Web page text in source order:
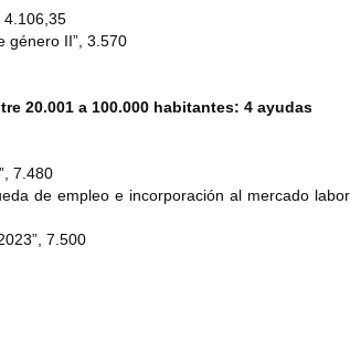
4.106,35
género II”, 3.570
20.001 a 100.000 habitantes: 4 ayudas
7.480
de empleo e incorporación al mercado
7.500